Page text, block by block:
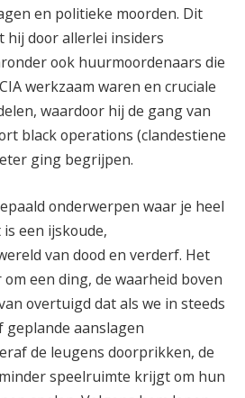
en politieke moorden. Dit
hij door allerlei insiders
ook huurmoordenaars die
werkzaam waren en cruciale
waardoor hij de gang van
black operations (clandestiene
ging begrijpen.
onderwerpen waar je heel
een ijskoude,
van dood en verderf. Het
een ding, de waarheid boven
overtuigd dat als we in steeds
aanslagen
de leugens doorprikken, de
speelruimte krijgt om hun